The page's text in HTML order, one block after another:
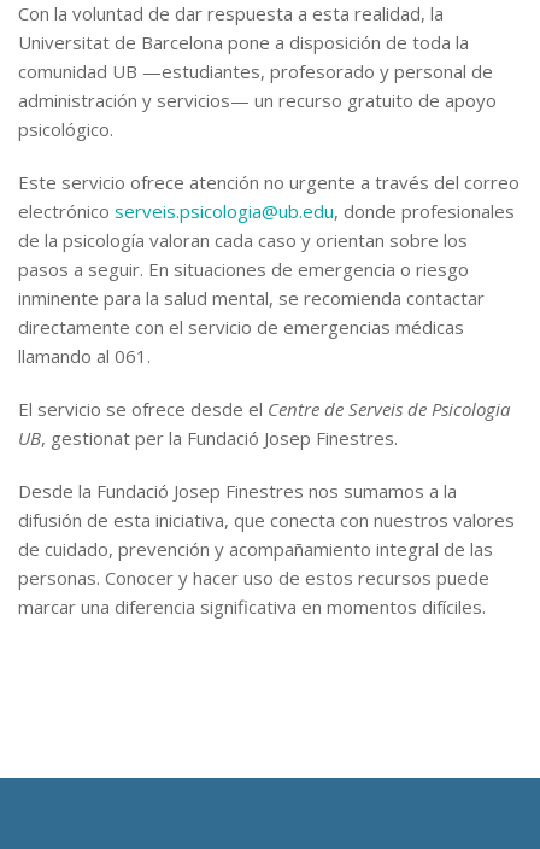
Con la voluntad de dar respuesta a esta realidad, la
Universitat de Barcelona pone a disposición de toda la
comunidad UB —estudiantes, profesorado y personal de
administración y servicios— un recurso gratuito de apoyo
psicológico.
Este servicio ofrece atención no urgente a través del correo
electrónico serveis.psicologia@ub.edu, donde profesionales
de la psicología valoran cada caso y orientan sobre los
pasos a seguir. En situaciones de emergencia o riesgo
inminente para la salud mental, se recomienda contactar
directamente con el servicio de emergencias médicas
llamando al 061.
El servicio se ofrece desde el Centre de Serveis de Psicologia
UB, gestionat per la Fundació Josep Finestres.
Desde la Fundació Josep Finestres nos sumamos a la
difusión de esta iniciativa, que conecta con nuestros valores
de cuidado, prevención y acompañamiento integral de las
personas. Conocer y hacer uso de estos recursos puede
marcar una diferencia significativa en momentos difíciles.